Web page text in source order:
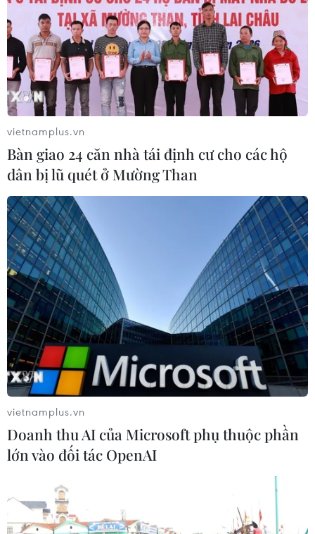
vietnamplus.vn
Bàn giao 24 căn nhà tái định cư cho các hộ
dân bị lũ quét ở Mường Than
vietnamplus.vn
Doanh thu AI của Microsoft phụ thuộc phần
lớn vào đối tác OpenAI